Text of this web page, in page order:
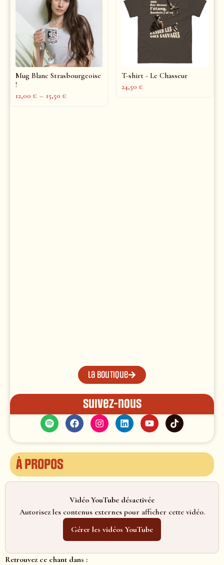
Mug Blanc Strasbourgeoise
!
12,00 € – 15,50 €
T-shirt - Le Chasseur
24,50 €
La boutique
Suivez-nous
À propos
Vidéo YouTube désactivée
Autorisez les contenus externes pour afficher cette vidéo.
Gérer les vidéos YouTube
Retrouvez ce chant dans :